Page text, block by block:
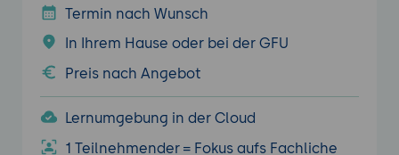
Termin nach Wunsch
In Ihrem Hause oder bei der GFU
Preis nach Angebot
Lernumgebung in der Cloud
1 Teilnehmender = Fokus aufs Fachliche